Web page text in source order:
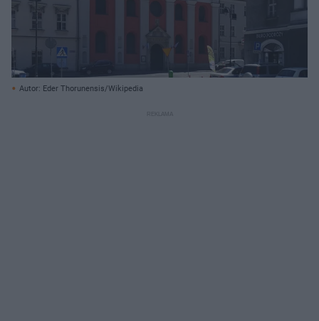
Autor: Eder Thorunensis/Wikipedia